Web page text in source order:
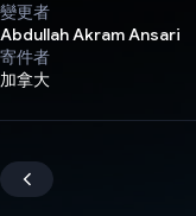
變更者
Abdullah Akram Ansari
寄件者
加拿大